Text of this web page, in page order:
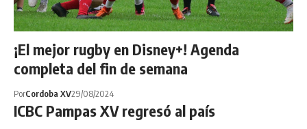
¡El mejor rugby en Disney+! Agenda
completa del fin de semana
PorCordoba XV29/08/2024
ICBC Pampas XV regresó al país